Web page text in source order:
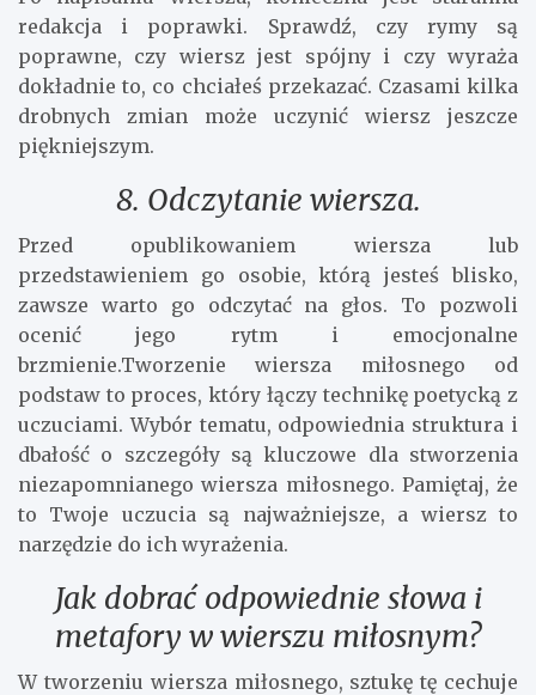
redakcja i poprawki. Sprawdź, czy rymy są
poprawne, czy wiersz jest spójny i czy wyraża
dokładnie to, co chciałeś przekazać. Czasami kilka
drobnych zmian może uczynić wiersz jeszcze
piękniejszym.
8. Odczytanie wiersza.
Przed opublikowaniem wiersza lub
przedstawieniem go osobie, którą jesteś blisko,
zawsze warto go odczytać na głos. To pozwoli
ocenić jego rytm i emocjonalne
brzmienie.Tworzenie wiersza miłosnego od
podstaw to proces, który łączy technikę poetycką z
uczuciami. Wybór tematu, odpowiednia struktura i
dbałość o szczegóły są kluczowe dla stworzenia
niezapomnianego wiersza miłosnego. Pamiętaj, że
to Twoje uczucia są najważniejsze, a wiersz to
narzędzie do ich wyrażenia.
Jak dobrać odpowiednie słowa i
metafory w wierszu miłosnym?
W tworzeniu wiersza miłosnego, sztukę tę cechuje